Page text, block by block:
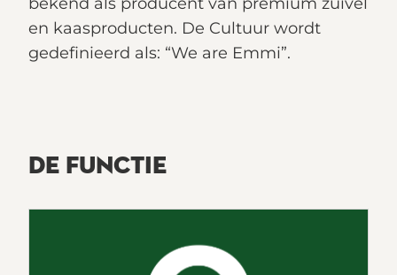
en kaasproducten. De Cultuur wordt
gedefinieerd als: “We are Emmi”.
DE FUNCTIE